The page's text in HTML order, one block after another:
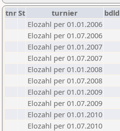
tnrSt turnier bdld
Elozahl per 01.01.2006
Elozahl per 01.07.2006
Elozahl per 01.01.2007
Elozahl per 01.07.2007
Elozahl per 01.01.2008
Elozahl per 01.07.2008
Elozahl per 01.01.2009
Elozahl per 01.07.2009
Elozahl per 01.01.2010
Elozahl per 01.07.2010